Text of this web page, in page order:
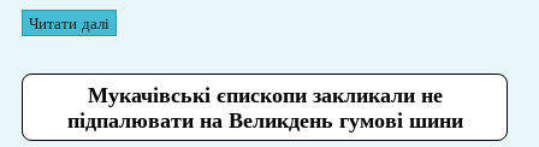
Читати далі
Мукачівські єпископи закликали не
підпалювати на Великдень гумові шини